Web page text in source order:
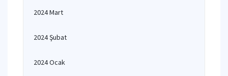
2024 Mart
2024 Şubat
2024 Ocak